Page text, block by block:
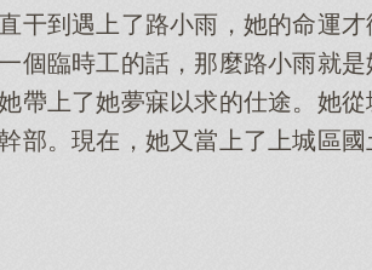
干到遇上了路小雨，她的命運才
個臨時工的話，那麼路小雨就是
帶上了她夢寐以求的仕途。她從
部。現在，她又當上了上城區